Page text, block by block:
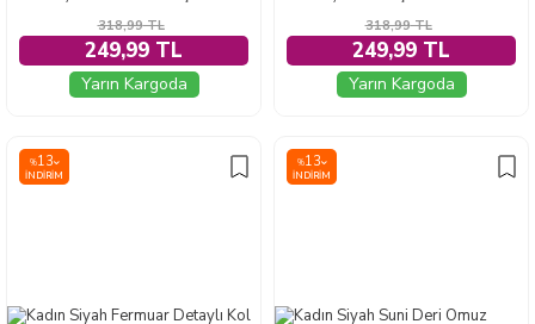
318,99TL
249,99 TL
Yarın Kargoda
318,99TL
249,99 TL
Yarın Kargoda
%13
İNDIRIM
%13
İNDIRIM